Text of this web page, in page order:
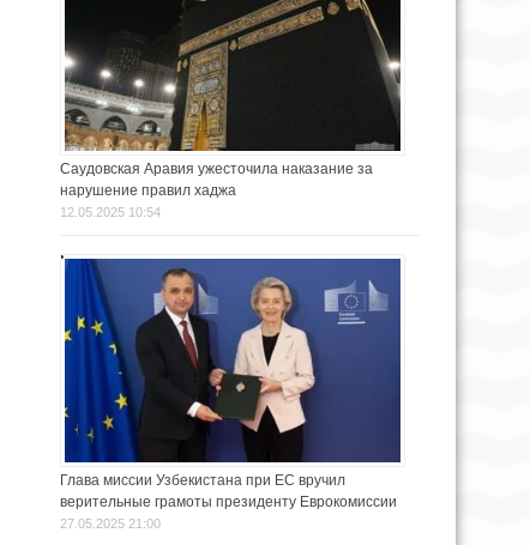
Саудовская Аравия ужесточила наказание за
нарушение правил хаджа
12.05.2025 10:54
Глава миссии Узбекистана при ЕС вручил
верительные грамоты президенту Еврокомиссии
27.05.2025 21:00